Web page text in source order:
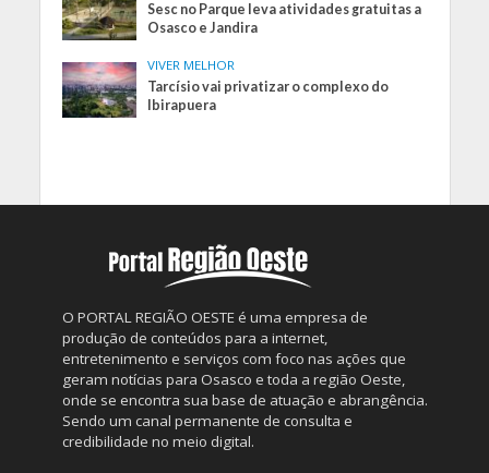
Sesc no Parque leva atividades gratuitas a
Osasco e Jandira
VIVER MELHOR
Tarcísio vai privatizar o complexo do
Ibirapuera
O PORTAL REGIÃO OESTE é uma empresa de
produção de conteúdos para a internet,
entretenimento e serviços com foco nas ações que
geram notícias para Osasco e toda a região Oeste,
onde se encontra sua base de atuação e abrangência.
Sendo um canal permanente de consulta e
credibilidade no meio digital.